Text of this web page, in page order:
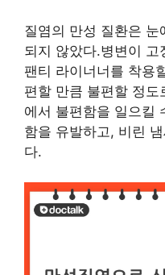
질염의 만성 질환은 눈
되지 않았다.병변이
팬티 라이너너를 착용
편할 만큼 불편할 정
에서 불편함을 일으킬
함을 유발하고, 비린
다.